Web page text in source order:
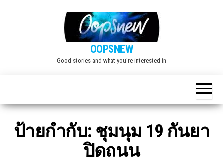
OOPSNEW
Good stories and what you're interested in
ป้ายกำกับ: ชุมนุม 19 กันยา
ปิดถนน